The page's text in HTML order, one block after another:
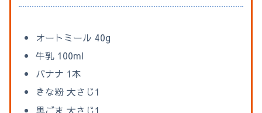
オートミール 40g
牛乳 100ml
バナナ 1本
きな粉 大さじ1
黒ごま 大さじ1